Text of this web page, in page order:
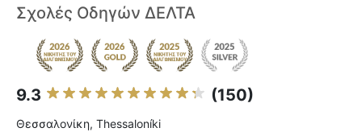
Σχολές Οδηγών ΔΕΛΤΑ
9.3 (150)
Θεσσαλονίκη, Thessaloníki